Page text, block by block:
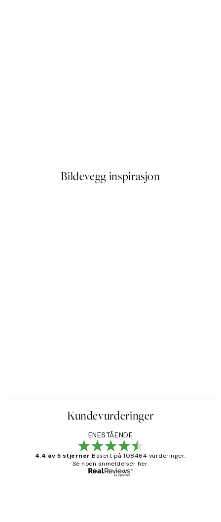
Bildevegg inspirasjon
Kundevurderinger
ENESTÅENDE
4.4 av 5 stjerner Basert på 108464 vurderinger.
Se noen anmeldelser her.